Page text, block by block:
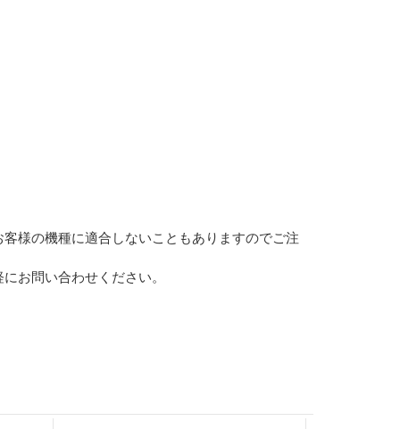
様の機種に適合しないこともありますのでご注
お問い合わせください。